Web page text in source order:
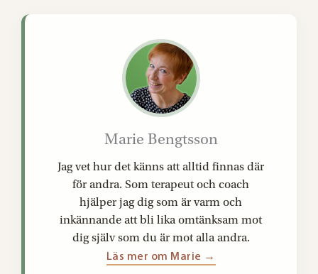
Marie Bengtsson
Jag vet hur det känns att alltid finnas där
för andra. Som terapeut och coach
hjälper jag dig som är varm och
inkännande att bli lika omtänksam mot
dig själv som du är mot alla andra.
Läs mer om Marie →